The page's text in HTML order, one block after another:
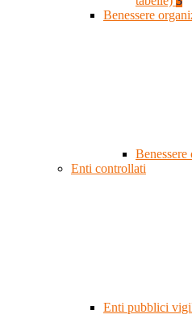
Benessere
Enti controllati
Enti pubblici